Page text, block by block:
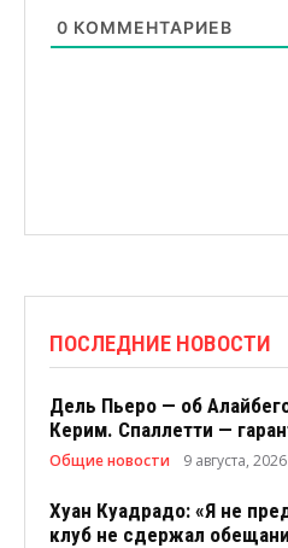
0 КОММЕНТАРИЕВ
ПОСЛЕДНИЕ НОВОСТИ
Дель Пьеро — об
Керим. Спаллетти —
Общие новости 9 августа,
Хуан Куадрадо: «Я не
клуб не сдержал